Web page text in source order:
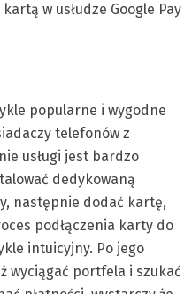
w usłudze Google Pay
popularne i wygodne
telefonów z
usługi jest bardzo
dedykowaną
następnie dodać kartę,
podłączenia karty do
intuicyjny. Po jego
wyciągać portfela i szukać